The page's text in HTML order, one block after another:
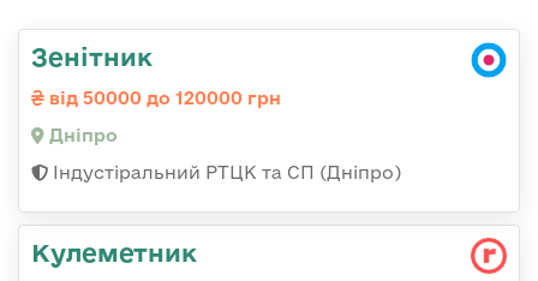
Зенітник
від 50000 до 120000 грн
Дніпро
Індустіральний РТЦК та СП (Дніпро)
Кулеметник